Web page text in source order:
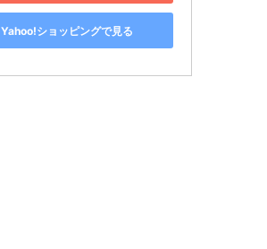
Yahoo!ショッピングで見る